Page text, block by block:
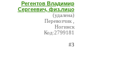
Регентов Владимир
Сергеевич, физ.лицо
(удалена)
Перевозчик ,
Ногинск
Код:2799181
#3